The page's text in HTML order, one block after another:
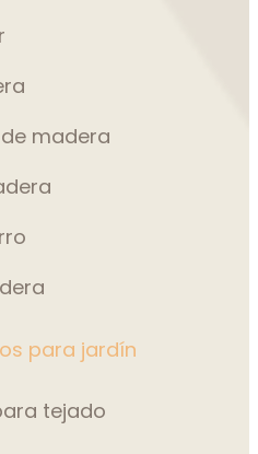
madera
para jardín
tejado